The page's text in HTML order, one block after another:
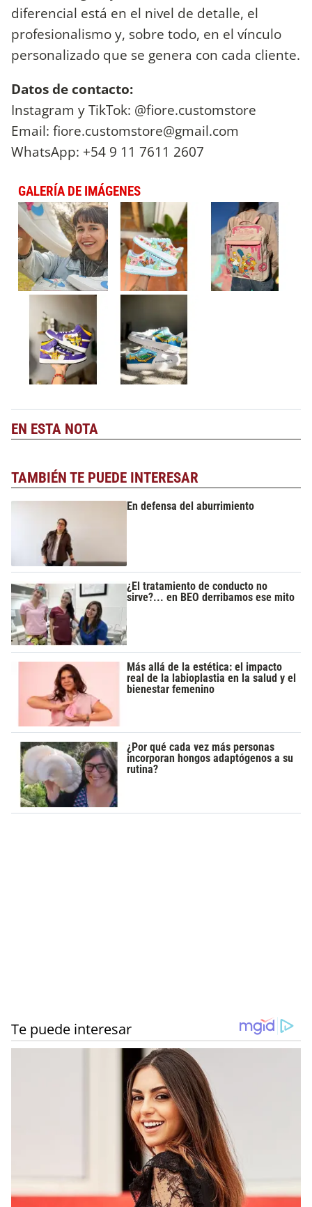
diferencial está en el nivel de detalle, el
profesionalismo y, sobre todo, en el vínculo
personalizado que se genera con cada cliente.
Datos de contacto:
Instagram y TikTok: @fiore.customstore
Email: fiore.customstore@gmail.com
WhatsApp: +54 9 11 7611 2607
GALERÍA DE IMÁGENES
EN ESTA NOTA
TAMBIÉN TE PUEDE INTERESAR
En defensa del aburrimiento
¿El tratamiento de conducto no
sirve?... en BEO derribamos ese mito
Más allá de la estética: el impacto
real de la labioplastia en la salud y el
bienestar femenino
¿Por qué cada vez más personas
incorporan hongos adaptógenos a su
rutina?